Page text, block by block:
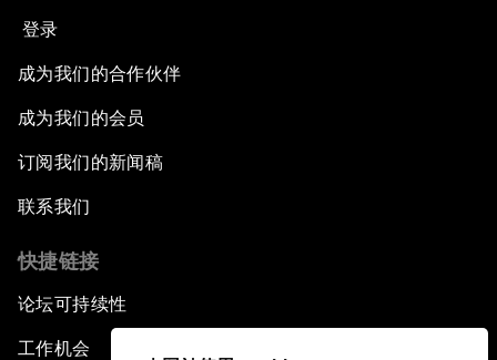
登录
成为我们的合作伙伴
成为我们的会员
订阅我们的新闻稿
联系我们
快捷链接
论坛可持续性
工作机会